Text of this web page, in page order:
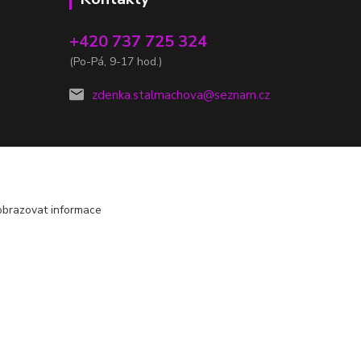
+420 737 725 324
(Po-Pá, 9-17 hod.)
zdenka.stalmachova@seznam.cz
informace